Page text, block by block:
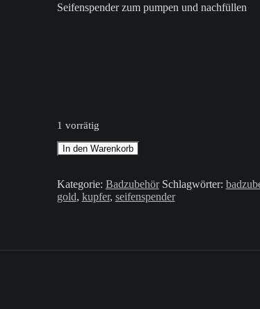
Seifenspender zum pumpen und nachfüllen
1 vorrätig
Seifenspender
/
/
Gold
In den Warenkorb
Kategorie: Badzubehör Schlagwörter:
gold, kupfer, seifenspender